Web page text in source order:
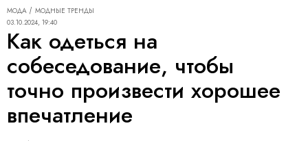
МОДА
МОДНЫЕ ТРЕНДЫ
03.10.2024, 19:40
Как одеться на
собеседование, чтобы
точно произвести хорошее
впечатление